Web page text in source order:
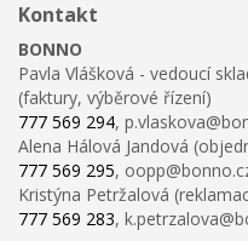
Kontakt
BONNO
Pavla Vlášková - vedoucí
(faktury, výběrové řízení)
777 569 294,
Alena Hálová Jandová
777 569 295,
Kristýna Petržalová
777 569 283,